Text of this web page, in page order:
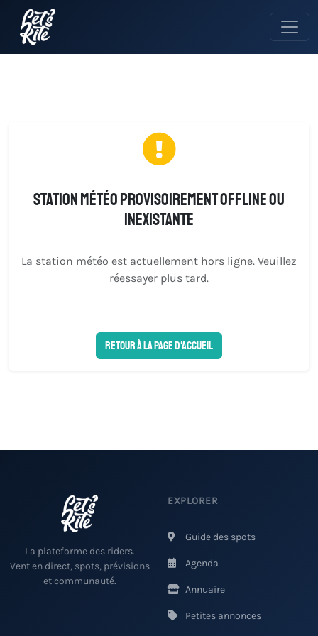
Station météo provisoirement offline ou
inexistante
La station météo est actuellement hors ligne. Veuillez
réessayer plus tard.
Retour à la page d'accueil
La plateforme des riders.
Vent en direct, spots, prévisions
et communauté.
EXPLORER
Guide des spots
Agenda
Annuaire
Petites annonces